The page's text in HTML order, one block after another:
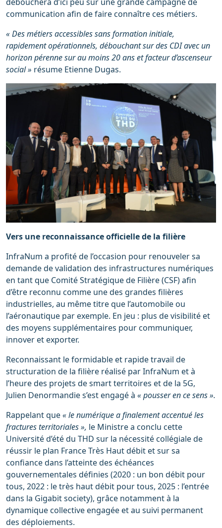
communication afin de faire connaître ces métiers.
« Des métiers accessibles sans formation initiale,
rapidement opérationnels, débouchant sur des CDI avec un
horizon pérenne sur au moins 20 ans et facteur d’ascenseur
social » résume Etienne Dugas.
Vers une reconnaissance officielle de la filière
InfraNum a profité de l’occasion pour renouveler sa
demande de validation des infrastructures numériques
en tant que Comité Stratégique de Filière (CSF) afin
d’être reconnu comme une des grandes filières
industrielles, au même titre que l’automobile ou
l’aéronautique par exemple. En jeu : plus de visibilité et
des moyens supplémentaires pour communiquer,
innover et exporter.
Reconnaissant le formidable et rapide travail de
structuration de la filière réalisé par InfraNum et à
l’heure des projets de smart territoires et de la 5G,
Julien Denormandie s’est engagé à « pousser en ce sens ».
Rappelant que« le numérique a finalement accentué les
fractures territoriales », le Ministre a conclu cette
Université d’été du THD sur la nécessité collégiale de
réussir le plan France Très Haut débit et sur sa
confiance dans l’atteinte des échéances
gouvernementales définies (2020 : un bon débit pour
tous, 2022 : le très haut débit pour tous, 2025 : l’entrée
dans la Gigabit society), grâce notamment à la
dynamique collective engagée et au suivi permanent
des déploiements.